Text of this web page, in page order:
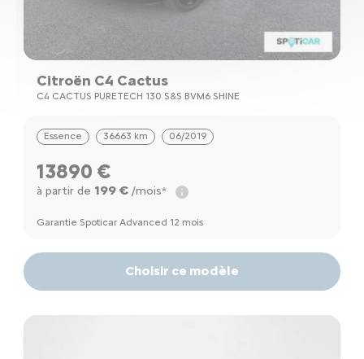
Citroën C4 Cactus
C4 CACTUS PURETECH 130 S&S BVM6 SHINE
Essence 36663 km 06/2019
13890 €
à partir de 199 €/mois*
Garantie Spoticar Advanced 12 mois
Choisir ce modèle